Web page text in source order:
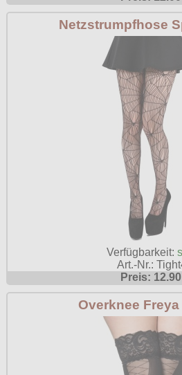
Netzstrumpfhose
Verfügbarkeit:
Art.-Nr.:
Preis:
Overknee